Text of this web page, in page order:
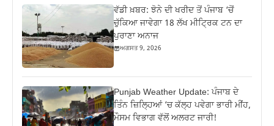
ਵੱਡੀ ਖ਼ਬਰ: ਝੋਨੇ ਦੀ ਖਰੀਦ ਤੋਂ ਪੰਜਾਬ ‘ਚੋਂ
ਚੁੱਕਿਆ ਜਾਵੇਗਾ 18 ਲੱਖ ਮੀਟ੍ਰਿਕ ਟਨ ਦਾ
ਪੁਰਾਣਾ ਅਨਾਜ
ਅਗਸਤ 9, 2026
Punjab Weather Update: ਪੰਜਾਬ ਦੇ
ਤਿੰਨ ਜ਼‍ਿਲ੍ਹਿਆਂ ‘ਚ ਕੱਲ੍ਹ ਪਵੇਗਾ ਭਾਰੀ ਮੀਂਹ,
ਮੌਸਮ ਵਿਭਾਗ ਵੱਲੋਂ ਅਲਰਟ ਜਾਰੀ!